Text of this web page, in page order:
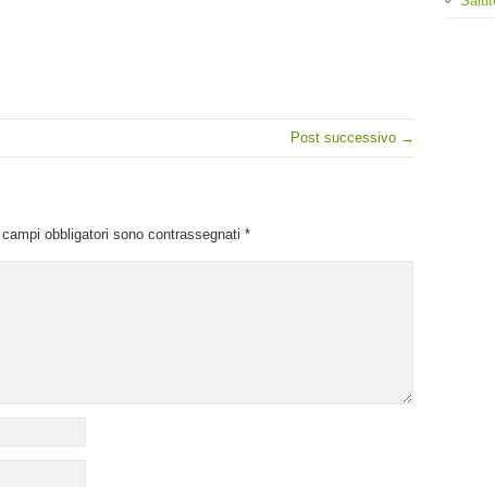
Post successivo →
I campi obbligatori sono contrassegnati *